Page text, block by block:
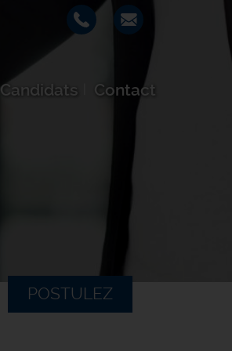
Candidats Contact
POSTULEZ